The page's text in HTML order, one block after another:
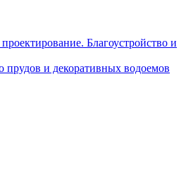
Благоустройство и
прудов и декоративных водоемов